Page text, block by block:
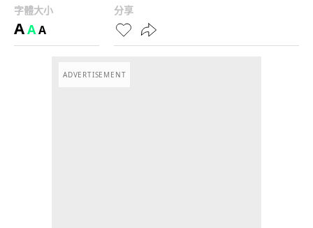
字體大小
AAA
分享
ADVERTISEMENT